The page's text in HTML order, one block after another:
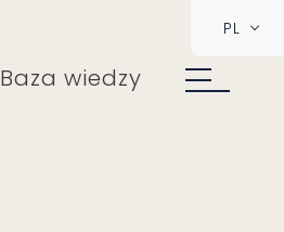
Baza wiedzy
PL